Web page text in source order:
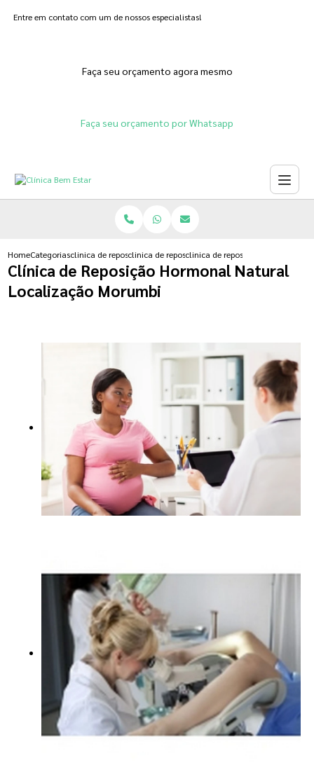
Entre em contato com um de nossos especialistas!
Faça seu orçamento agora mesmo
Faça seu orçamento por Whatsapp
HomeCategoriasclinica de reposicao hormonalclinica de reposicao hormonal progesterona
clinica de reposicao hormonal
Clínica de Reposição Hormonal Natural
Localização Morumbi